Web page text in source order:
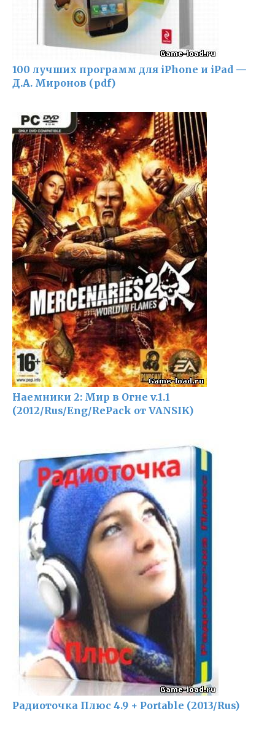
100 лучших программ для iPhone и iPad —
Д.А. Миронов (pdf)
Наемники 2: Мир в Огне v.1.1
(2012/Rus/Eng/RePack от VANSIK)
Радиоточка Плюс 4.9 + Portable (2013/Rus)